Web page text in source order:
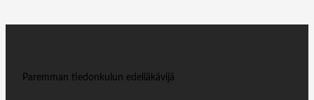
Paremman tiedonkulun edelläkävijä